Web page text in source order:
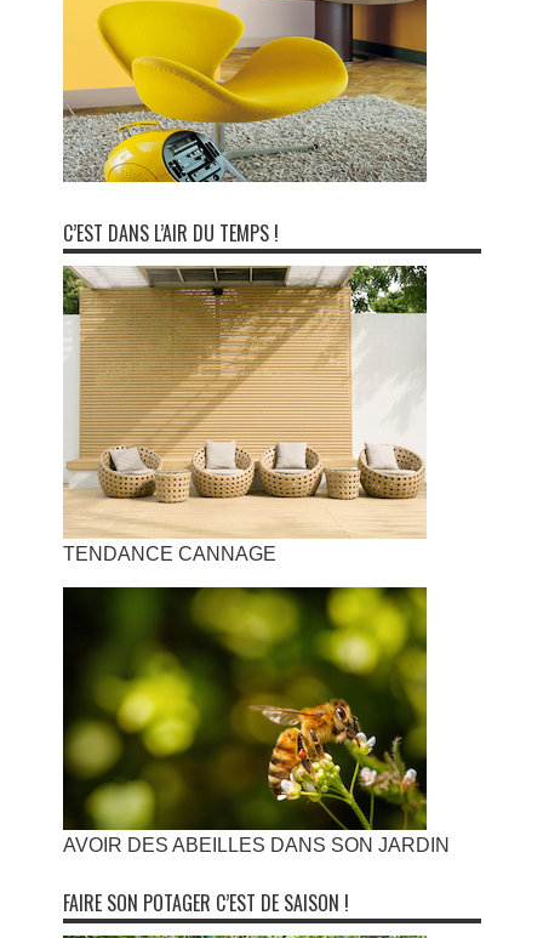
C’EST DANS L’AIR DU TEMPS !
TENDANCE CANNAGE
AVOIR DES ABEILLES DANS SON JARDIN
FAIRE SON POTAGER C’EST DE SAISON !